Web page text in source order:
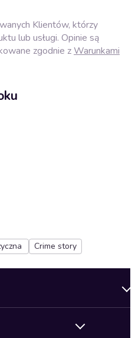
Klientów, którzy
lub usługi. Opinie są
zgodnie zWarunkami
Crime story